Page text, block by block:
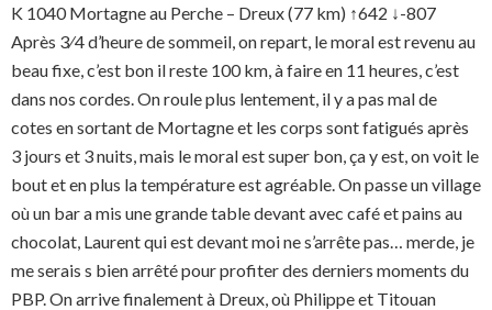
K 1040 Mortagne au Perche – Dreux (77 km) ↑642 ↓-807
Après 3⁄4 d’heure de sommeil, on repart, le moral est revenu au
beau fixe, c’est bon il reste 100 km, à faire en 11 heures, c’est
dans nos cordes. On roule plus lentement, il y a pas mal de
cotes en sortant de Mortagne et les corps sont fatigués après
3 jours et 3 nuits, mais le moral est super bon, ça y est, on voit le
bout et en plus la température est agréable. On passe un village
où un bar a mis une grande table devant avec café et pains au
chocolat, Laurent qui est devant moi ne s’arrête pas… merde, je
me serais s bien arrêté pour profiter des derniers moments du
PBP. On arrive finalement à Dreux, où Philippe et Titouan